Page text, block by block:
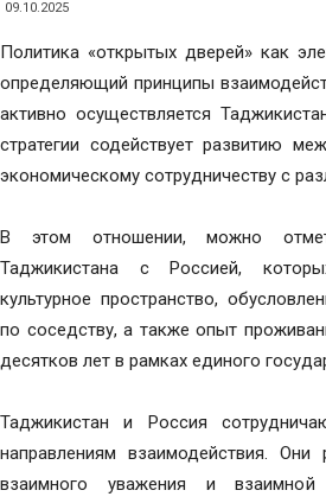
09.10.2025
Политика «открытых дверей» как
определяющий принципы
активно осуществляется
стратегии содействует развитию
экономическому сотрудничеству с
В этом отношении, можно
Таджикистана с Россией,
культурное пространство,
по соседству, а также опыт
десятков лет в рамках единого
Таджикистан и Россия
направлениям взаимодействия. Они
взаимного уважения и